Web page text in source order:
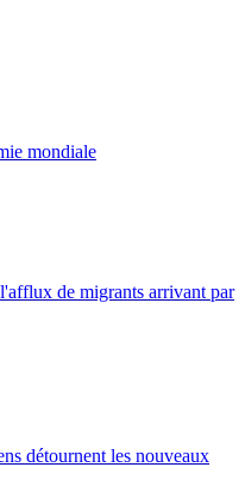
mondiale
de migrants arrivant par
détournent les nouveaux